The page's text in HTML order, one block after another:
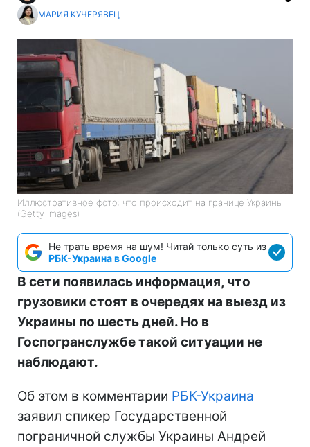
МАРИЯ КУЧЕРЯВЕЦ
Иллюстративное фото: что происходит на границе Украины
(Getty Images)
Не трать время на шум! Читай только суть из
РБК-Украина в Google
В сети появилась информация, что
грузовики стоят в очередях на выезд из
Украины по шесть дней. Но в
Госпогранслужбе такой ситуации не
наблюдают.
Об этом в комментарии РБК-Украина
заявил спикер Государственной
пограничной службы Украины Андрей